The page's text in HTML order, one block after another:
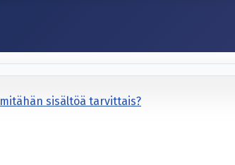
mitähän sisältöä tarvittais?